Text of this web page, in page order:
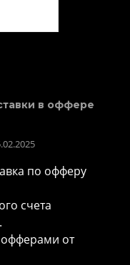
в оффере
по офферу
счета
от